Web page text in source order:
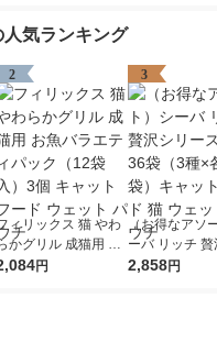
気ランキング
2
ィリックス 猫 やわ
かグリル 成猫用 お
バラエティパック
円
3
（お得なアソ
ーバ リッチ 贅
ーズ 35g 36袋
2,858円